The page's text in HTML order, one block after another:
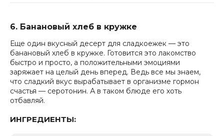
6. Банановый хлеб в кружке
Еще один вкусный десерт для сладкоежек — это
банановый хлеб в кружке. Готовится это лакомство
быстро и просто, а положительными эмоциями
заряжает на целый день вперед. Ведь все мы знаем,
что сладкий вкус вырабатывает в организме гормон
счастья — серотонин. А в таком блюде его хоть
отбавляй.
ИНГРЕДИЕНТЫ: